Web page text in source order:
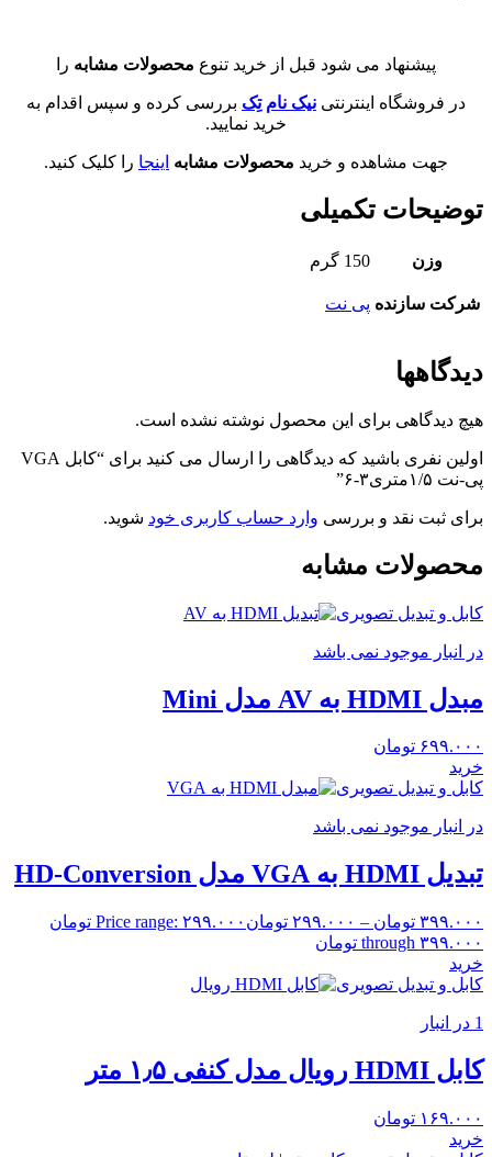
پیشنهاد می شود قبل از خرید تنوع محصولات مشابه را
در فروشگاه اینترنتی نیک نام تِک بررسی کرده و سپس اقدام به
خرید نمایید.
جهت مشاهده و خرید محصولات مشابه اینجا را کلیک کنید.
توضیحات تکمیلی
وزن 150 گرم
شرکت سازنده پی نت
دیدگاهها
هیچ دیدگاهی برای این محصول نوشته نشده است.
اولین نفری باشید که دیدگاهی را ارسال می کنید برای “کابل VGA
پی-نت ۱/۵متری۳-۶”
برای ثبت نقد و بررسی وارد حساب کاربری خود شوید.
محصولات مشابه
کابل و تبدیل تصویری
در انبار موجود نمی باشد
مبدل HDMI به AV مدل Mini
۶۹۹.۰۰۰ تومان
خرید
کابل و تبدیل تصویری
در انبار موجود نمی باشد
تبدیل HDMI به VGA مدل HD-Conversion
۳۹۹.۰۰۰ تومان – ۲۹۹.۰۰۰ تومان
Price range: ۲۹۹.۰۰۰ تومان
through ۳۹۹.۰۰۰ تومان
خرید
کابل و تبدیل تصویری
1 در انبار
کابل HDMI رویال مدل کنفی ۱٫۵ متر
۱۶۹.۰۰۰ تومان
خرید